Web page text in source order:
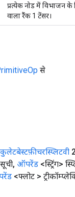
प्रत्येक नोड में विभाजन
वाला रैंक 1 टेंसर।
से
, ऑपरेंड <स्ट्रिंग>
<फ्लोट >